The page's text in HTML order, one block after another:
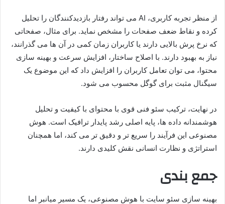
از منظر تجربه کاربری، AI می تواند رفتار بازدیدکنندگان را تحلیل
کرده و نقاط ضعف صفحات را مشخص نماید. برای مثال، صفحاتی
که نرخ پرش بالایی دارند یا کاربران زمان کمی در آن ها می گذرانند،
نیاز به بهبود دارند. با اصلاح ساختار، افزایش سرعت و بهینه سازی
محتوا، می توان تعامل کاربران را افزایش داد که این موضوع یک
سیگنال مثبت برای گوگل محسوب می شود.
در نهایت، ترکیب سئو فنی قوی با محتوای با کیفیت و تحلیل
هوشمندانه داده ها، پایه اصلی رشد پایدار ترافیک است. هوش
مصنوعی این فرآیند را سریع تر و دقیق تر می کند، اما همچنان
استراتژی و نظارت انسانی نقش کلیدی دارند.
جمع بندی
بهینه سازی سئو سایت با هوش مصنوعی، یک مسیر میانبر اما